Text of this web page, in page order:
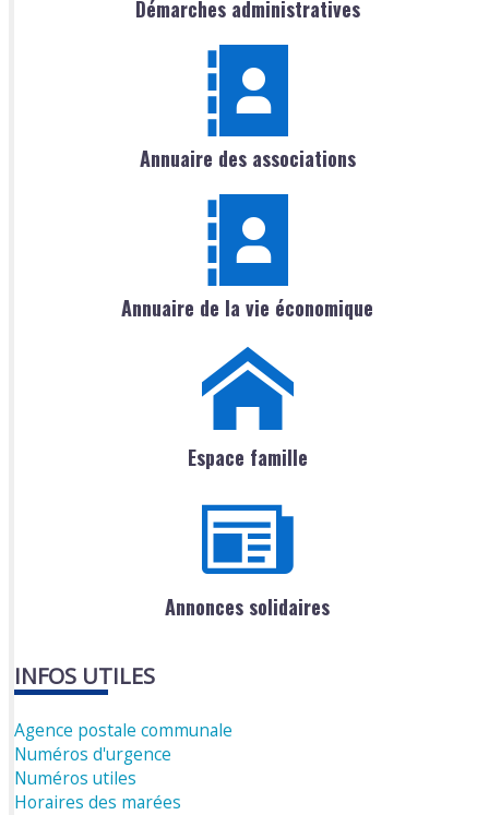
Démarches administratives
Annuaire des associations
Annuaire de la vie économique
Espace famille
Annonces solidaires
INFOS UTILES
Agence postale communale
Numéros d'urgence
Numéros utiles
Horaires des marées